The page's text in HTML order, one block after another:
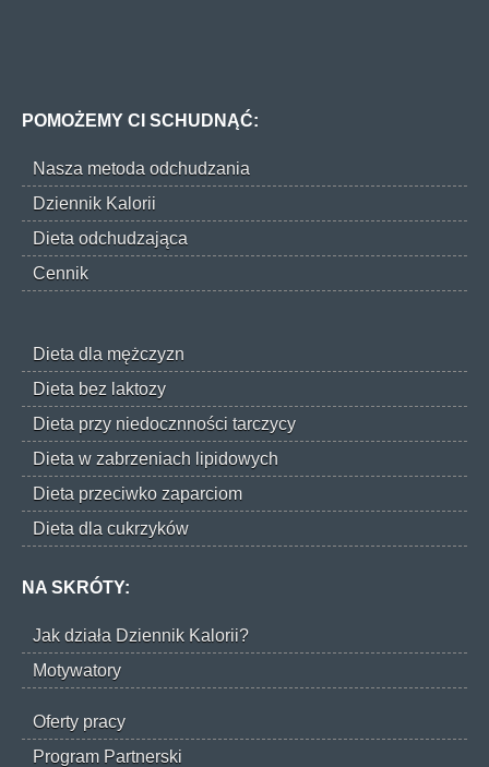
POMOŻEMY CI SCHUDNĄĆ:
Nasza metoda odchudzania
Dziennik Kalorii
Dieta odchudzająca
Cennik
Dieta dla mężczyzn
Dieta bez laktozy
Dieta przy niedocznności tarczycy
Dieta w zabrzeniach lipidowych
Dieta przeciwko zaparciom
Dieta dla cukrzyków
NA SKRÓTY:
Jak działa Dziennik Kalorii?
Motywatory
Oferty pracy
Program Partnerski